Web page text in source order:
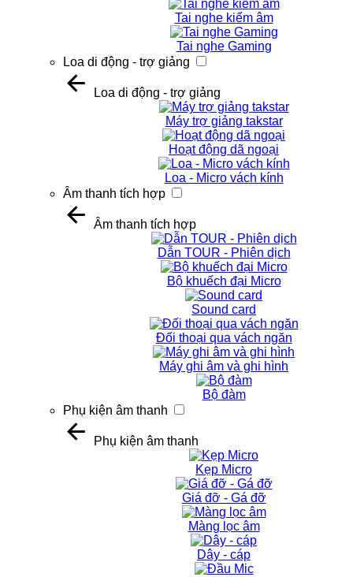
Tai nghe kiểm âm
Tai nghe Gaming
Loa di động - trợ giảng
Loa di động - trợ giảng
Máy trợ giảng takstar
Hoạt động dã ngoại
Loa - Micro vách kính
Âm thanh tích hợp
Âm thanh tích hợp
Dẫn TOUR - Phiên dịch
Bộ khuếch đại Micro
Sound card
Đối thoại qua vách ngăn
Máy ghi âm và ghi hình
Bộ đàm
Phụ kiện âm thanh
Phụ kiện âm thanh
Kẹp Micro
Giá đỡ - Gá đỡ
Màng lọc âm
Dây - cáp